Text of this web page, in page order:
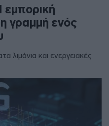
γραμμή ενός
λιμάνια και ενεργειακές